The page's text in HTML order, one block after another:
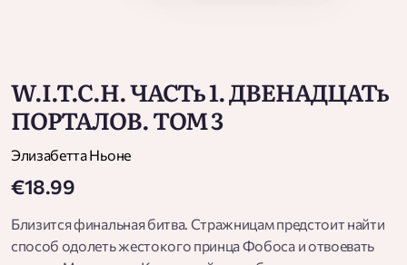
W.I.T.C.H. ЧАСТь 1. ДВЕНАДЦАТь
ПОРТАЛОВ. ТОМ 3
Элизабетта Ньоне
€18.99
Близится финальная битва. Стражницам предстоит найти
способ одолеть жестокого принца Фобоса и отвоевать